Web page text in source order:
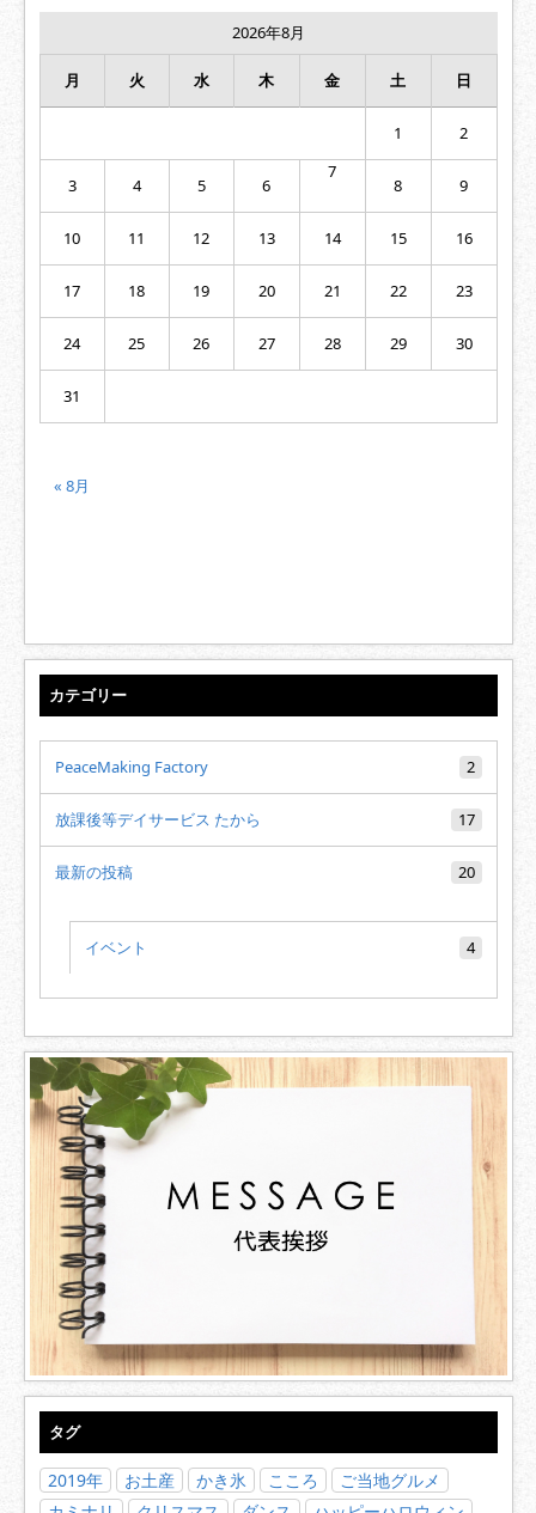
ゲ
2026年8月
月 火 水 木 金 土 日
1 2
3 4 5 6
7
8 9
10 11 12 13 14 15 16
17 18 19 20 21 22 23
24 25 26 27 28 29 30
31
« 8月
カテゴリー
PeaceMaking Factory 2
放課後等デイサービス たから 17
最新の投稿 20
イベント 4
タグ
2019年 お土産 かき氷 こころ
ご当地グルメ